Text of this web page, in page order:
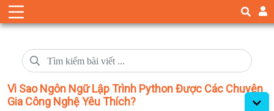
Vì Sao Ngôn Ngữ Lập Trình Python Được Các Chuyên
Gia Công Nghệ Yêu Thích?